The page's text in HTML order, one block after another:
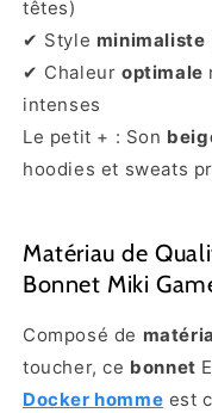
têtes)
✔ Style minimaliste
✔ Chaleur optimale
intenses
Le petit + : Son
hoodies et sweats
Matériau de
Bonnet Miki
Composé de
toucher, ce bonnet
Docker homme est